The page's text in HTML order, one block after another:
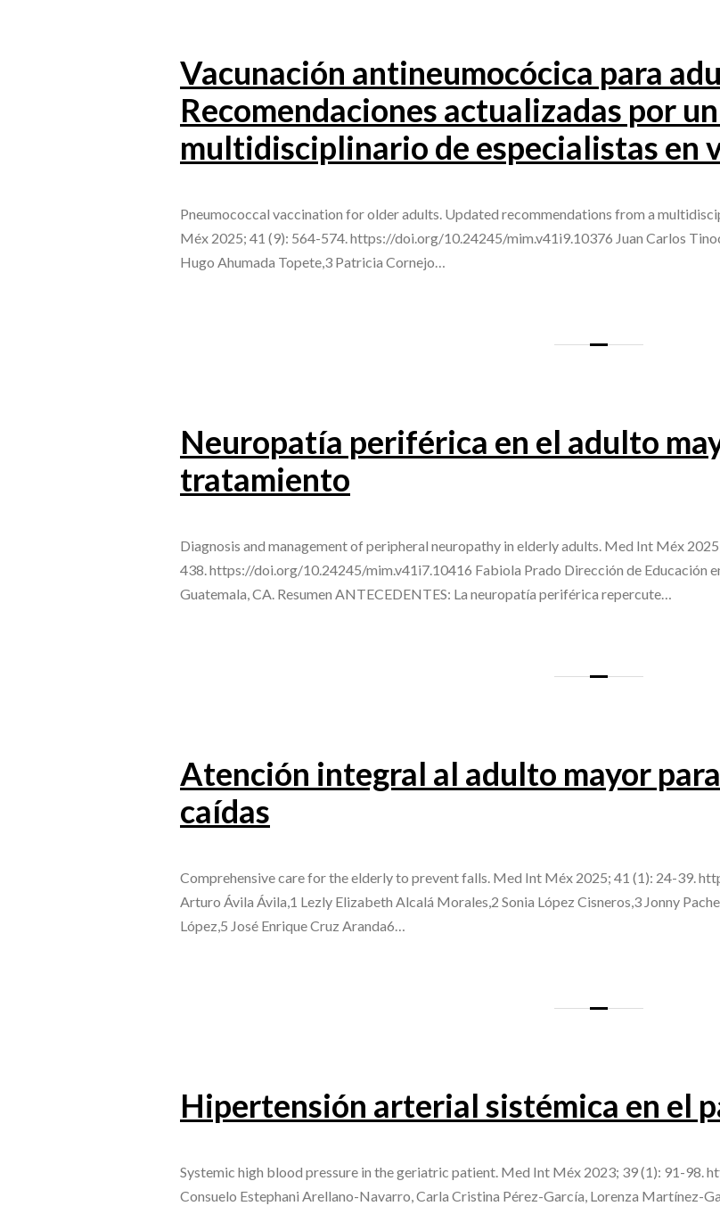
Vacunación antineumocócica para
Recomendaciones actualizadas por
multidisciplinario de especialistas en
Pneumococcal vaccination for older adults. Updated recommendations from a
Méx 2025; 41 (9): 564-574. https://doi.org/10.24245/mim.v41i9.10376 Juan Carlos
Hugo Ahumada Topete,3 Patricia Cornejo…
Neuropatía periférica en el adulto
tratamiento
Diagnosis and management of peripheral neuropathy in elderly adults. Med Int Méx
438. https://doi.org/10.24245/mim.v41i7.10416 Fabiola Prado Dirección de Educación
Guatemala, CA. Resumen ANTECEDENTES: La neuropatía periférica repercute…
Atención integral al adulto mayor
caídas
Comprehensive care for the elderly to prevent falls. Med Int Méx 2025; 41 (1): 24-39.
Arturo Ávila Ávila,1 Lezly Elizabeth Alcalá Morales,2 Sonia López Cisneros,3 Jonny
López,5 José Enrique Cruz Aranda6…
Hipertensión arterial sistémica en el
Systemic high blood pressure in the geriatric patient. Med Int Méx 2023; 39 (1): 91-98.
Consuelo Estephani Arellano-Navarro, Carla Cristina Pérez-García, Lorenza Martínez-